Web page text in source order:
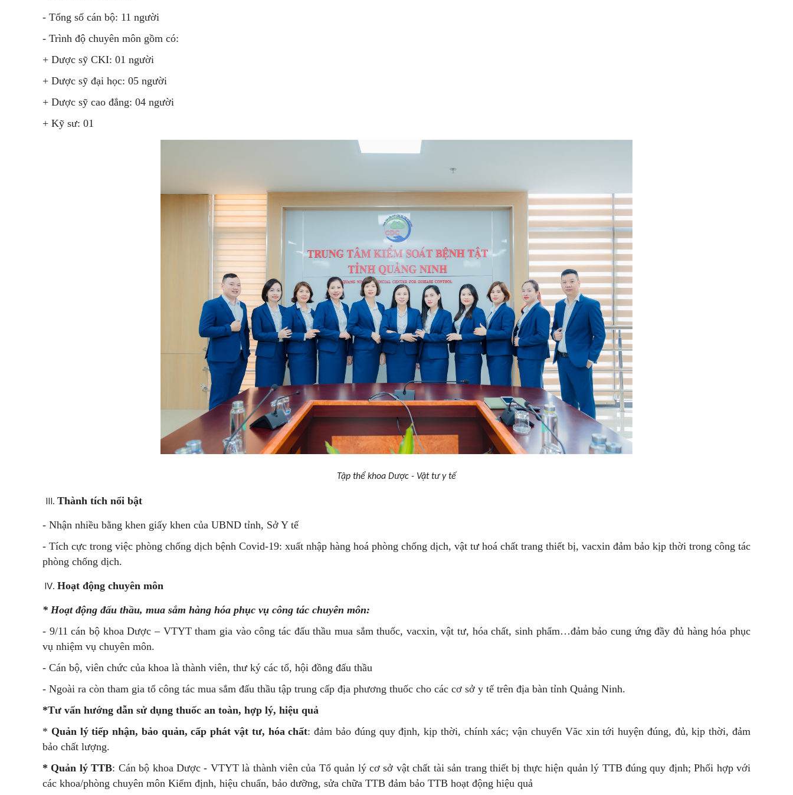
- Tổng số cán bộ: 11 người
- Trình độ chuyên môn gồm có:
+ Dược sỹ CKI: 01 người
+ Dược sỹ đại học: 05 người
+ Dược sỹ cao đẳng: 04 người
+ Kỹ sư: 01
Tập thể khoa Dược - Vật tư y tế
Thành tích nổi bật
- Nhận nhiều bằng khen giấy khen của UBND tỉnh, Sở Y tế
- Tích cực trong việc phòng chống dịch bệnh Covid-19: xuất nhập hàng hoá phòng chống dịch, vật tư hoá chất trang thiết bị, vacxin đảm bảo kịp thời trong công tác
phòng chống dịch.
Hoạt động chuyên môn
* Hoạt động đấu thầu, mua sắm hàng hóa phục vụ công tác chuyên môn:
- 9/11 cán bộ khoa Dược – VTYT tham gia vào công tác đấu thầu mua sắm thuốc, vacxin, vật tư, hóa chất, sinh phẩm…đảm bảo cung ứng đầy đủ hàng hóa phục
vụ nhiệm vụ chuyên môn.
- Cán bộ, viên chức của khoa là thành viên, thư ký các tổ, hội đồng đấu thầu
- Ngoài ra còn tham gia tổ công tác mua sắm đấu thầu tập trung cấp địa phương thuốc cho các cơ sở y tế trên địa bàn tỉnh Quảng Ninh.
*Tư vấn hướng dẫn sử dụng thuốc an toàn, hợp lý, hiệu quả
* Quản lý tiếp nhận, bảo quản, cấp phát vật tư, hóa chất: đảm bảo đúng quy định, kịp thời, chính xác; vận chuyển Văc xin tới huyện đúng, đủ, kịp thời, đảm
bảo chất lượng.
* Quản lý TTB: Cán bộ khoa Dược - VTYT là thành viên của Tổ quản lý cơ sở vật chất tài sản trang thiết bị thực hiện quản lý TTB đúng quy định; Phối hợp với
các khoa/phòng chuyên môn Kiểm định, hiệu chuẩn, bảo dưỡng, sửa chữa TTB đảm bảo TTB hoạt động hiệu quả